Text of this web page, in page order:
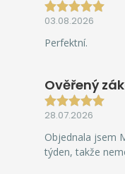
03.08.2026
Perfektní.
Ověřený
28.07.2026
Objednala jsem
týden, takže